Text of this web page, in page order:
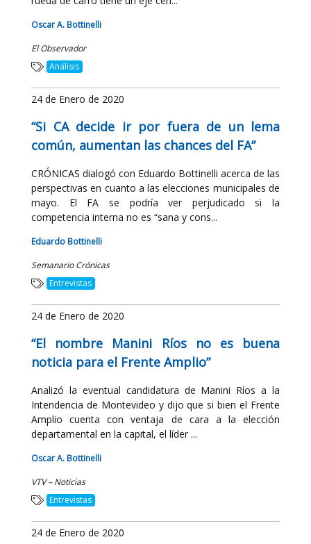
Oscar A. Bottinelli
El Observador
Análisis
24 de Enero de 2020
“Si CA decide ir por fuera de un lema
común, aumentan las chances del FA”
CRÓNICAS dialogó con Eduardo Bottinelli acerca de las
perspectivas en cuanto a las elecciones municipales de
mayo. El FA se podría ver perjudicado si la
competencia interna no es “sana y cons...
Eduardo Bottinelli
Semanario Crónicas
Entrevistas
24 de Enero de 2020
“El nombre Manini Ríos no es buena
noticia para el Frente Amplio”
Analizó la eventual candidatura de Manini Ríos a la
Intendencia de Montevideo y dijo que si bien el Frente
Amplio cuenta con ventaja de cara a la elección
departamental en la capital, el líder ...
Oscar A. Bottinelli
VTV – Noticias
Entrevistas
24 de Enero de 2020